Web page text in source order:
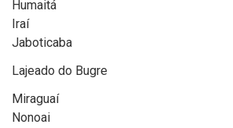
Humaitá
Iraí
Jaboticaba
Lajeado do Bugre
Miraguaí
Nonoai